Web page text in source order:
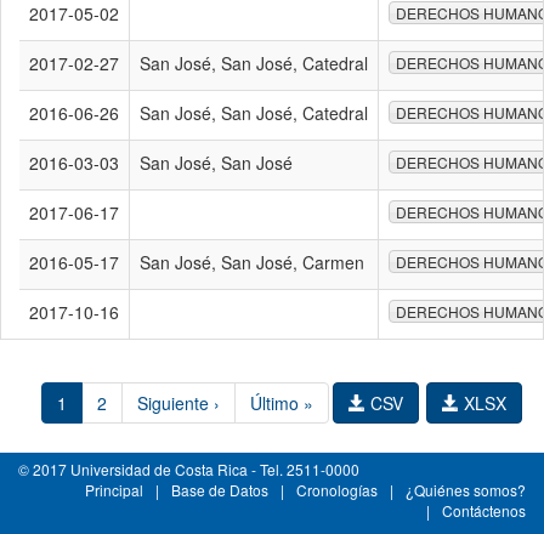
2017-05-02 DERECHOS
2017-02-27 San José, San José, Catedral DERECHOS
2016-06-26 San José, San José, Catedral DERECHOS
2016-03-03 San José, San José DERECHOS
2017-06-17 DERECHOS
2016-05-17 San José, San José, Carmen DERECHOS
2017-10-16 DERECHOS
1 2 Siguiente › Último » XLSX
CSV
© 2017 Universidad de Costa Rica - Tel. 2511-0000
Principal
| Base de Datos | Cronologías |
¿Quiénes somos?
|
Contáctenos